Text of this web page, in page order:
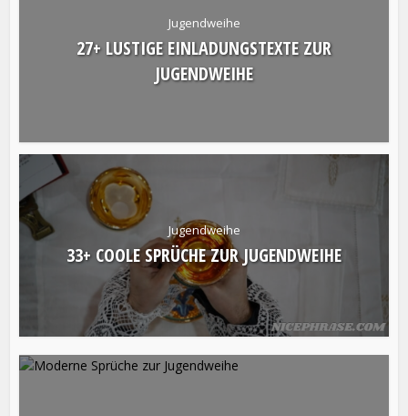
Jugendweihe
27+ LUSTIGE EINLADUNGSTEXTE ZUR
JUGENDWEIHE
Jugendweihe
33+ COOLE SPRÜCHE ZUR JUGENDWEIHE